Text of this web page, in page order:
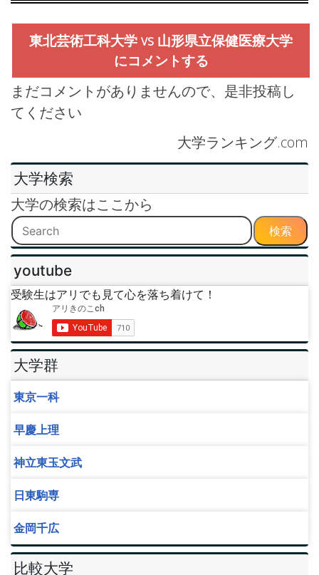
東北芸術工科大学 vs 山形県立保健医療大学
にコメントする
まだコメントがありませんので、是非投稿し
てください
大学ランキング.com
大学検索
大学の検索はここから
検索
youtube
受験生はアリでも見て心を落ち着けて！
大学群
東京一科
早慶上理
神立東玉文武
日東駒専
金岡千広
比較大学